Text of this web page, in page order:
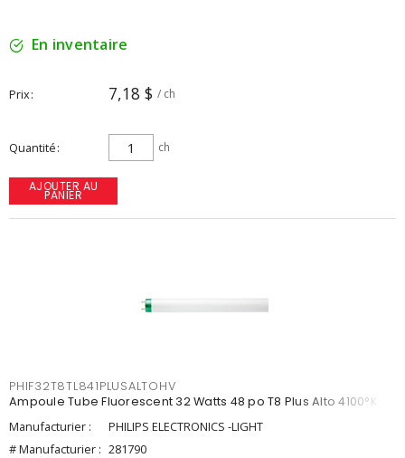
En inventaire
Prix 7,18 $ / ch
Quantité ch
AJOUTER AU
PANIER
PHIF32T8TL841PLUSALTOHV
Ampoule Tube Fluorescent 32 Watts 48 po T8 Plus Alto 4100°K
Manufacturier :
PHILIPS ELECTRONICS -LIGHT
# Manufacturier : 281790